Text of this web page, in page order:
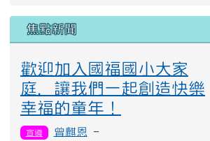
焦點新聞
歡迎加入國福國小大家
庭，讓我們一起創造快樂
幸福的童年！
宣導 曾麒恩 -